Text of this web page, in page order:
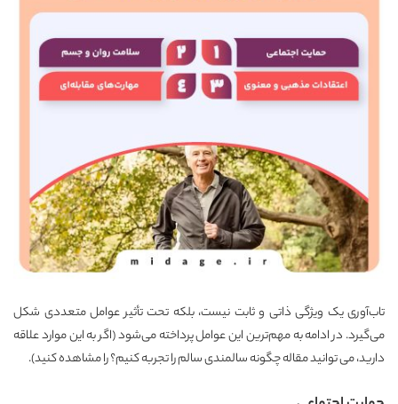
تاب‌آوری یک ویژگی ذاتی و ثابت نیست، بلکه تحت تأثیر عوامل متعددی شکل
می‌گیرد. در ادامه به مهم‌ترین این عوامل پرداخته می‌شود (اگر به این موارد علاقه
دارید، می توانید مقالهچگونه سالمندی سالم را تجربه کنیم؟را مشاهده کنید).